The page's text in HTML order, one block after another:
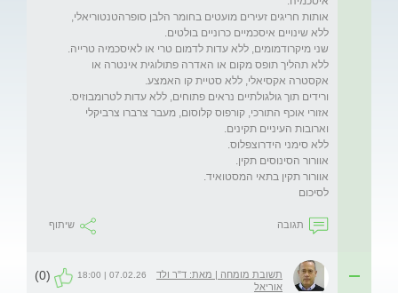
ללא תהליך תופס מקום או האדרה פתולוגית אינטרה או
אזורי אוכף התורכי, קורפוס קלוסום, מעבר צרברו צרביקלי
לסיכום
תגובה שיתוף
תשובת מומחה | מאת: ד"ר ולד
אוריאל
07.02.26 | 18:00
(0)